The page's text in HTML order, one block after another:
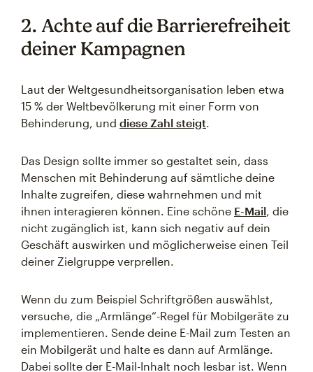
2. Achte auf die Barrierefreiheit
deiner Kampagnen
Laut der Weltgesundheitsorganisation leben etwa
15 % der Weltbevölkerung mit einer Form von
Behinderung, und diese Zahl steigt.
Das Design sollte immer so gestaltet sein, dass
Menschen mit Behinderung auf sämtliche deine
Inhalte zugreifen, diese wahrnehmen und mit
ihnen interagieren können. Eine schöne E-Mail, die
nicht zugänglich ist, kann sich negativ auf dein
Geschäft auswirken und möglicherweise einen Teil
deiner Zielgruppe verprellen.
Wenn du zum Beispiel Schriftgrößen auswählst,
versuche, die „Armlänge“-Regel für Mobilgeräte zu
implementieren. Sende deine E-Mail zum Testen an
ein Mobilgerät und halte es dann auf Armlänge.
Dabei sollte der E-Mail-Inhalt noch lesbar ist. Wenn